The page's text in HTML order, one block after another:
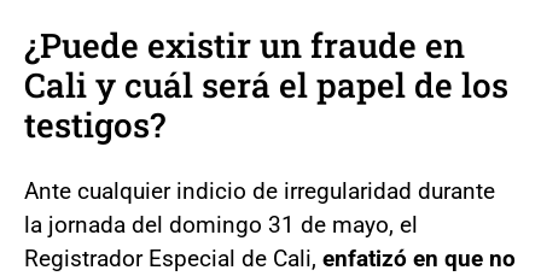
¿Puede existir un fraude en
Cali y cuál será el papel de los
testigos?
Ante cualquier indicio de irregularidad durante
la jornada del domingo 31 de mayo, el
Registrador Especial de Cali, enfatizó en que no